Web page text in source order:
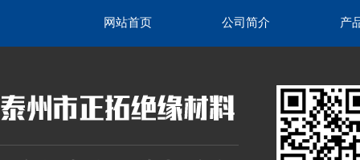
网站首页 公司简介 产